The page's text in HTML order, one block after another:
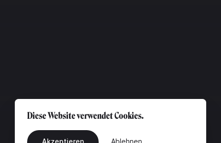
Diese Website verwendet Cookies.
Akzeptieren Ablehnen